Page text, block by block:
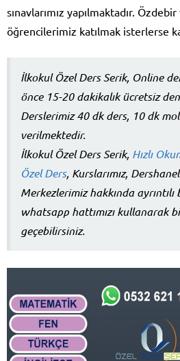
sınavlarımız yapılmaktadır.
öğrencilerimiz katılmak isterlerse
İlkokul Özel Ders Serik, Online
önce 15-20 dakikalık ücretsiz
Derslerimiz 40 dk ders, 10 dk
verilmektedir.
İlkokul Özel Ders Serik, Hızlı
Özel Ders, Kurslarımız,
Merkezlerimiz hakkında
whatsapp hattımızı kullanarak
geçebilirsiniz.